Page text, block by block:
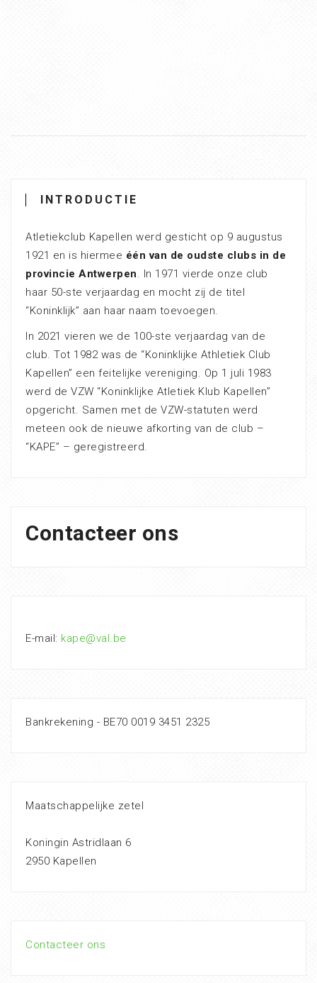
INTRODUCTIE
Atletiekclub Kapellen werd gesticht op 9 augustus
1921 en is hiermee één van de oudste clubs in de
provincie Antwerpen. In 1971 vierde onze club
haar 50-ste verjaardag en mocht zij de titel
“Koninklijk” aan haar naam toevoegen.
In 2021 vieren we de 100-ste verjaardag van de
club. Tot 1982 was de “Koninklijke Athletiek Club
Kapellen” een feitelijke vereniging. Op 1 juli 1983
werd de VZW “Koninklijke Atletiek Klub Kapellen”
opgericht. Samen met de VZW-statuten werd
meteen ook de nieuwe afkorting van de club –
“KAPE” – geregistreerd.
Contacteer ons
E-mail: kape@val.be
Bankrekening - BE70 0019 3451 2325
Maatschappelijke zetel
Koningin Astridlaan 6
2950 Kapellen
Contacteer ons